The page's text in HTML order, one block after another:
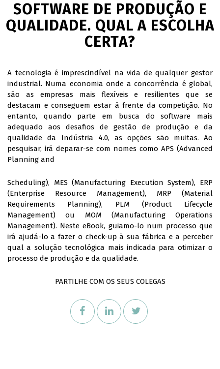
SOFTWARE DE PRODUÇÃO E
QUALIDADE. QUAL A ESCOLHA
CERTA?
A tecnologia é imprescindível na vida de qualquer gestor
industrial. Numa economia onde a concorrência é global,
são as empresas mais flexíveis e resilientes que se
destacam e conseguem estar à frente da competição. No
entanto, quando parte em busca do software mais
adequado aos desafios de gestão de produção e da
qualidade da Indústria 4.0, as opções são muitas. Ao
pesquisar, irá deparar-se com nomes como APS (Advanced
Planning and
Scheduling), MES (Manufacturing Execution System), ERP
(Enterprise Resource Management), MRP (Material
Requirements Planning), PLM (Product Lifecycle
Management) ou MOM (Manufacturing Operations
Management). Neste eBook, guiamo-lo num processo que
irá ajudá-lo a fazer o check-up à sua fábrica e a perceber
qual a solução tecnológica mais indicada para otimizar o
processo de produção e da qualidade.
PARTILHE COM OS SEUS COLEGAS